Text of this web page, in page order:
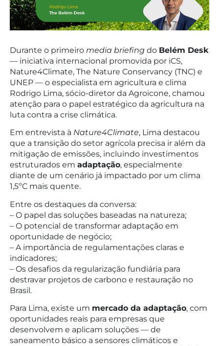
Durante o primeiro media briefing do Belém Desk
— iniciativa internacional promovida por iCS,
Nature4Climate, The Nature Conservancy (TNC) e
UNEP — o especialista em agricultura e clima
Rodrigo Lima, sócio-diretor da Agroicone, chamou
atenção para o papel estratégico da agricultura na
luta contra a crise climática.
Em entrevista à Nature4Climate, Lima destacou
que a transição do setor agrícola precisa ir além da
mitigação de emissões, incluindo investimentos
estruturados em adaptação, especialmente
diante de um cenário já impactado por um clima
1,5ºC mais quente.
Entre os destaques da conversa:
– O papel das soluções baseadas na natureza;
– O potencial de transformar adaptação em
oportunidade de negócio;
– A importância de regulamentações claras e
indicadores;
– Os desafios da regularização fundiária para
destravar projetos de carbono e restauração no
Brasil.
Para Lima, existe um mercado da adaptação, com
oportunidades reais para empresas que
desenvolvem e aplicam soluções — de
saneamento básico a sensores climáticos e